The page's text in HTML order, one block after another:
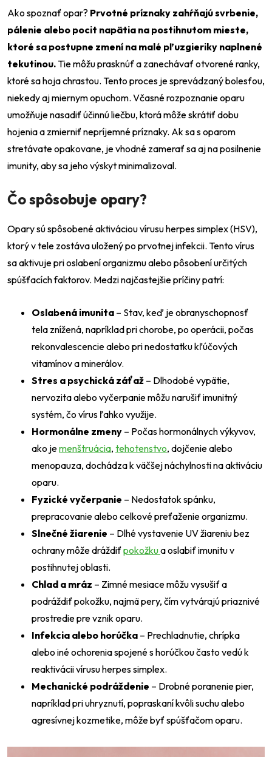
Ako spoznať opar? Prvotné príznaky zahŕňajú svrbenie,
pálenie alebo pocit napätia na postihnutom mieste,
ktoré sa postupne zmení na malé pľuzgieriky naplnené
tekutinou.Tie môžu prasknúť a zanechávať otvorené ranky,
ktoré sa hoja chrastou. Tento proces je sprevádzaný bolesťou,
niekedy aj miernym opuchom. Včasné rozpoznanie oparu
umožňuje nasadiť účinnú liečbu, ktorá môže skrátiť dobu
hojenia a zmierniť nepríjemné príznaky. Ak sa s oparom
stretávate opakovane, je vhodné zamerať sa aj na posilnenie
imunity, aby sa jeho výskyt minimalizoval.
Čo spôsobuje opary?
Opary sú spôsobené aktiváciou vírusu herpes simplex (HSV),
ktorý v tele zostáva uložený po prvotnej infekcii. Tento vírus
sa aktivuje pri oslabení organizmu alebo pôsobení určitých
spúšťacích faktorov. Medzi najčastejšie príčiny patrí:
Oslabená imunita – Stav, keď je obranyschopnosť
tela znížená, napríklad pri chorobe, po operácii, počas
rekonvalescencie alebo pri nedostatku kľúčových
vitamínov a minerálov.
Stres a psychická záťaž – Dlhodobé vypätie,
nervozita alebo vyčerpanie môžu narušiť imunitný
systém, čo vírus ľahko využije.
Hormonálne zmeny – Počas hormonálnych výkyvov,
ako jemenštruácia, tehotenstvo, dojčenie alebo
menopauza, dochádza k väčšej náchylnosti na aktiváciu
oparu.
Fyzické vyčerpanie – Nedostatok spánku,
prepracovanie alebo celkové preťaženie organizmu.
Slnečné žiarenie – Dlhé vystavenie UV žiareniu bez
ochrany môže dráždiťpokožkua oslabiť imunitu v
postihnutej oblasti.
Chlad a mráz – Zimné mesiace môžu vysušiť a
podráždiť pokožku, najmä pery, čím vytvárajú priaznivé
prostredie pre vznik oparu.
Infekcia alebo horúčka – Prechladnutie, chrípka
alebo iné ochorenia spojené s horúčkou často vedú k
reaktivácii vírusu herpes simplex.
Mechanické podráždenie – Drobné poranenie pier,
napríklad pri uhryznutí, popraskaní kvôli suchu alebo
agresívnej kozmetike, môže byť spúšťačom oparu.